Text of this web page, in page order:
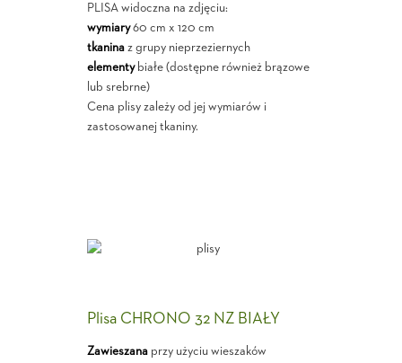
PLISA widoczna na zdjęciu:
wymiary60 cm x 120 cm
tkaninaz grupy nieprzeziernych
elementybiałe (dostępne również brązowe
lub srebrne)
Cena plisy zależy od jej wymiarów i
zastosowanej tkaniny.
Plisa CHRONO 32 NZ BIAŁY
Zawieszanaprzy użyciu wieszaków